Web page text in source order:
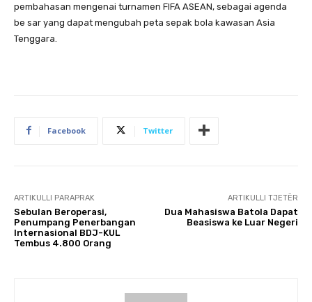
pembahasan mengenai turnamen FIFA ASEAN, sebagai agenda
be sar yang dapat mengubah peta sepak bola kawasan Asia
Tenggara.
Facebook Twitter
ARTIKULLI PARAPRAK
Sebulan Beroperasi,
Penumpang Penerbangan
Internasional BDJ-KUL
Tembus 4.800 Orang
ARTIKULLI TJETËR
Dua Mahasiswa Batola Dapat
Beasiswa ke Luar Negeri